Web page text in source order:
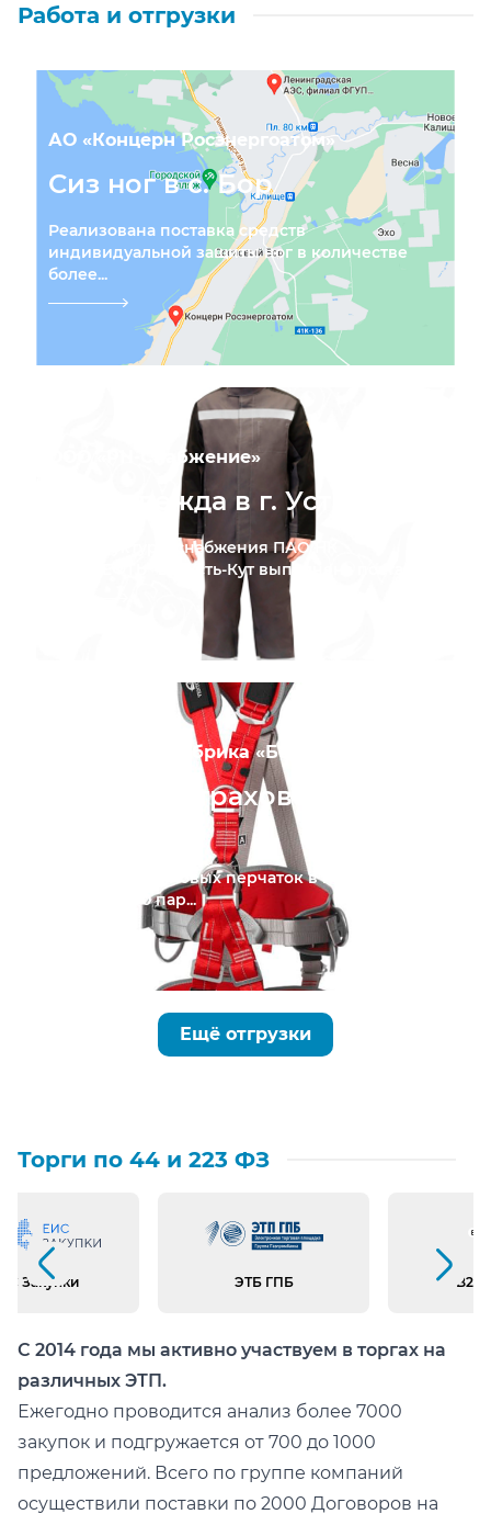
Работа и отгрузки
АО «Концерн Росэнергоатом»
Сиз ног в с. Бор
Реализована поставка средств
индивидуальной защиты ног в количестве
более...
ООО «РН-Снабжение»
Спецодежда в г. Усть-Кут
Для структуры снабжения ПАО НК
"РОСНЕФТЬ" в г. Усть-Кут выполнена поставка...
ПАО «Птицефабрика «Боровская»
Привязи страховочные в п.
Отгрузка резиновых перчаток в количестве
более 10 000 пар...
Ещё отгрузки
Торги по 44 и 223 ФЗ
Закупки ЭТБ ГПБ B2B
Предыдущий слайд
Следующий слайд
С 2014 года мы активно участвуем в торгах на
различных ЭТП.
Ежегодно проводится анализ более 7000
закупок и подгружается от 700 до 1000
предложений. Всего по группе компаний
осуществили поставки по 2000 Договоров на